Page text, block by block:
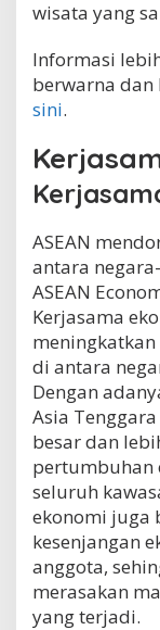
wisata yang
Informasi
berwarna
sini.
ASEAN
antara
ASEAN
Kerjasama
di antara
Dengan
Asia
besar dan
pertumbuhan
seluruh
ekonomi juga
kesenjangan
anggota,
merasakan
yang terjadi.